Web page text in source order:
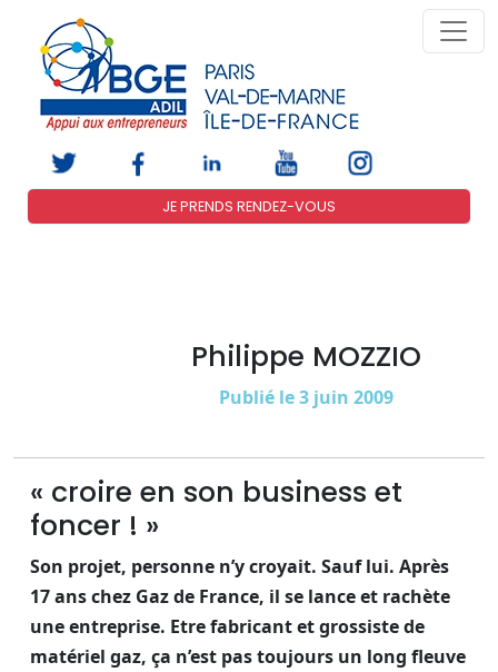
JE PRENDS RENDEZ-VOUS
Philippe MOZZIO
Publié le 3 juin 2009
« croire en son business et
foncer ! »
Son projet, personne n’y croyait. Sauf lui. Après
17 ans chez Gaz de France, il se lance et rachète
une entreprise. Etre fabricant et grossiste de
matériel gaz, ça n’est pas toujours un long fleuve